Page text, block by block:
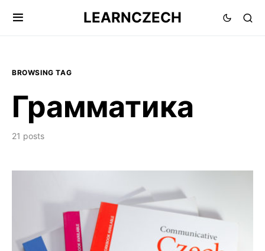
LEARNCZECH
BROWSING TAG
Грамматика
21 posts